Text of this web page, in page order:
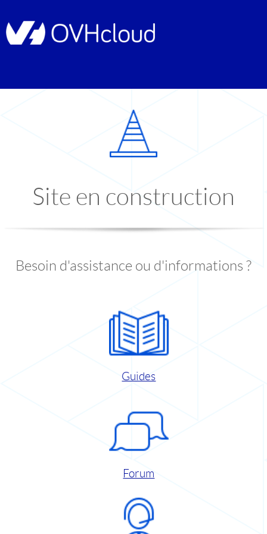
Site en construction
Besoin d'assistance ou d'informations ?
Guides
Forum